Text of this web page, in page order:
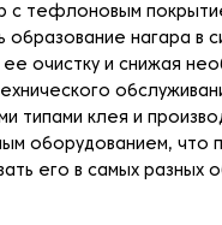
с тефлоновым
образование нагара в
очистку и снижая
типами клея и
оборудованием, что
его в самых разных